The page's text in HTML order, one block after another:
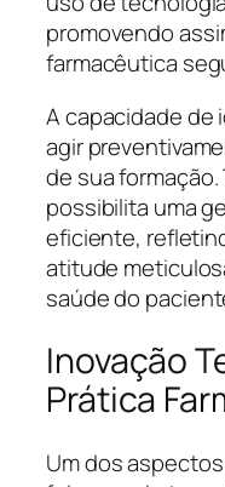
promovendo
farmacêutica
A capacidade de
agir
de sua
possibilita uma
eficiente,
atitude
saúde do
Inovação
Prática
Um dos